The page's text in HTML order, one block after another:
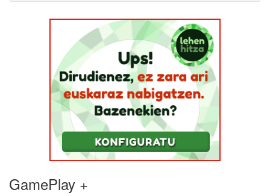
GamePlay +